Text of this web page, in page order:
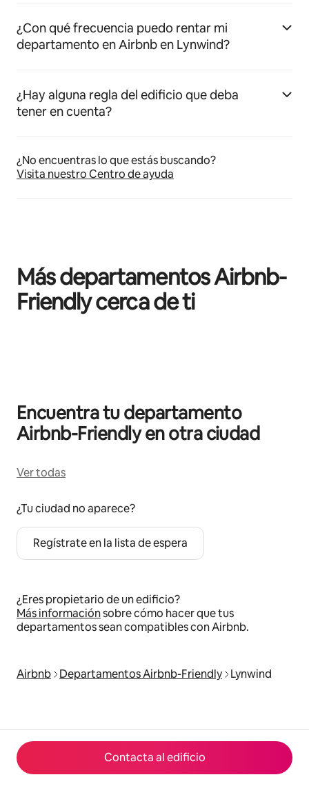
Contacta al edificio
¿Con qué frecuencia puedo rentar mi
departamento en Airbnb en Lynwind?
¿Hay alguna regla del edificio que deba
tener en cuenta?
¿No encuentras lo que estás buscando?
Visita nuestro Centro de ayuda
Más departamentos Airbnb-
Friendly cerca de ti
Encuentra tu departamento
Airbnb-Friendly en otra ciudad
Ver todas
¿Tu ciudad no aparece?
Regístrate en la lista de espera
¿Eres propietario de un edificio?
Más informaciónsobre cómo hacer que tus
departamentos sean compatibles con Airbnb.
Airbnb Departamentos Airbnb-Friendly Lynwind